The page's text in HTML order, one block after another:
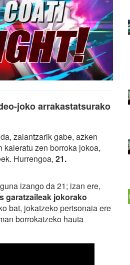
joko arrakastatsurako
da, zalantzarik gabe, azken
kaleratu zen borroka jokoa,
Hurrengoa, 21.
izango da 21; izan ere,
garatzaileak jokorako
bat, jokatzeko pertsonaia ere
borrokatzeko hauta